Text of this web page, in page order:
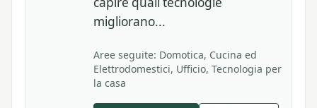
migliorano...
Aree seguite: Domotica, Cucina ed
Elettrodomestici, Ufficio, Tecnologia per
la casa